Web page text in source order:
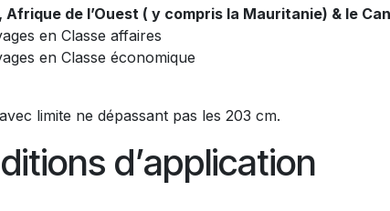
de l’Ouest ( y compris la Mauritanie) & le
en Classe affaires
en Classe économique
limite ne dépassant pas les 203 cm.
d’application